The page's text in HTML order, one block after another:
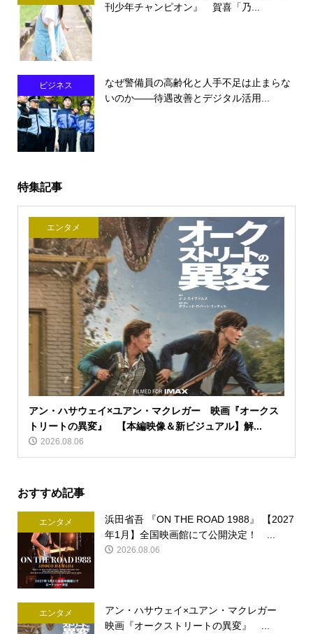
刊少年チャンピオン』 賀喜「乃...
ビジネス
なぜ警備員の高齢化と人手不足は止まらな
いのか――待遇改善とデジタル活用...
特集記事
エンタメ
アン・ハサウェイ×ユアン・マクレガー 映画『オークス
トリートの異変』 【本編映像＆新ビジュアル】解...
2026.08.06
おすすめ記事
エンタメ
浜田省吾 『ON THE ROAD 1988』 【2027
年1月】全国映画館にて公開決定！ ...
2026.08.06
エンタメ
アン・ハサウェイ×ユアン・マクレガー
映画『オークストリートの異変』 ...